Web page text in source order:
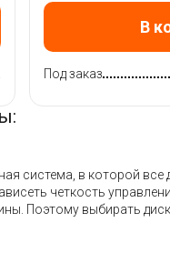
В
Под заказ
система, в которой все
четкость
Поэтому выбирать